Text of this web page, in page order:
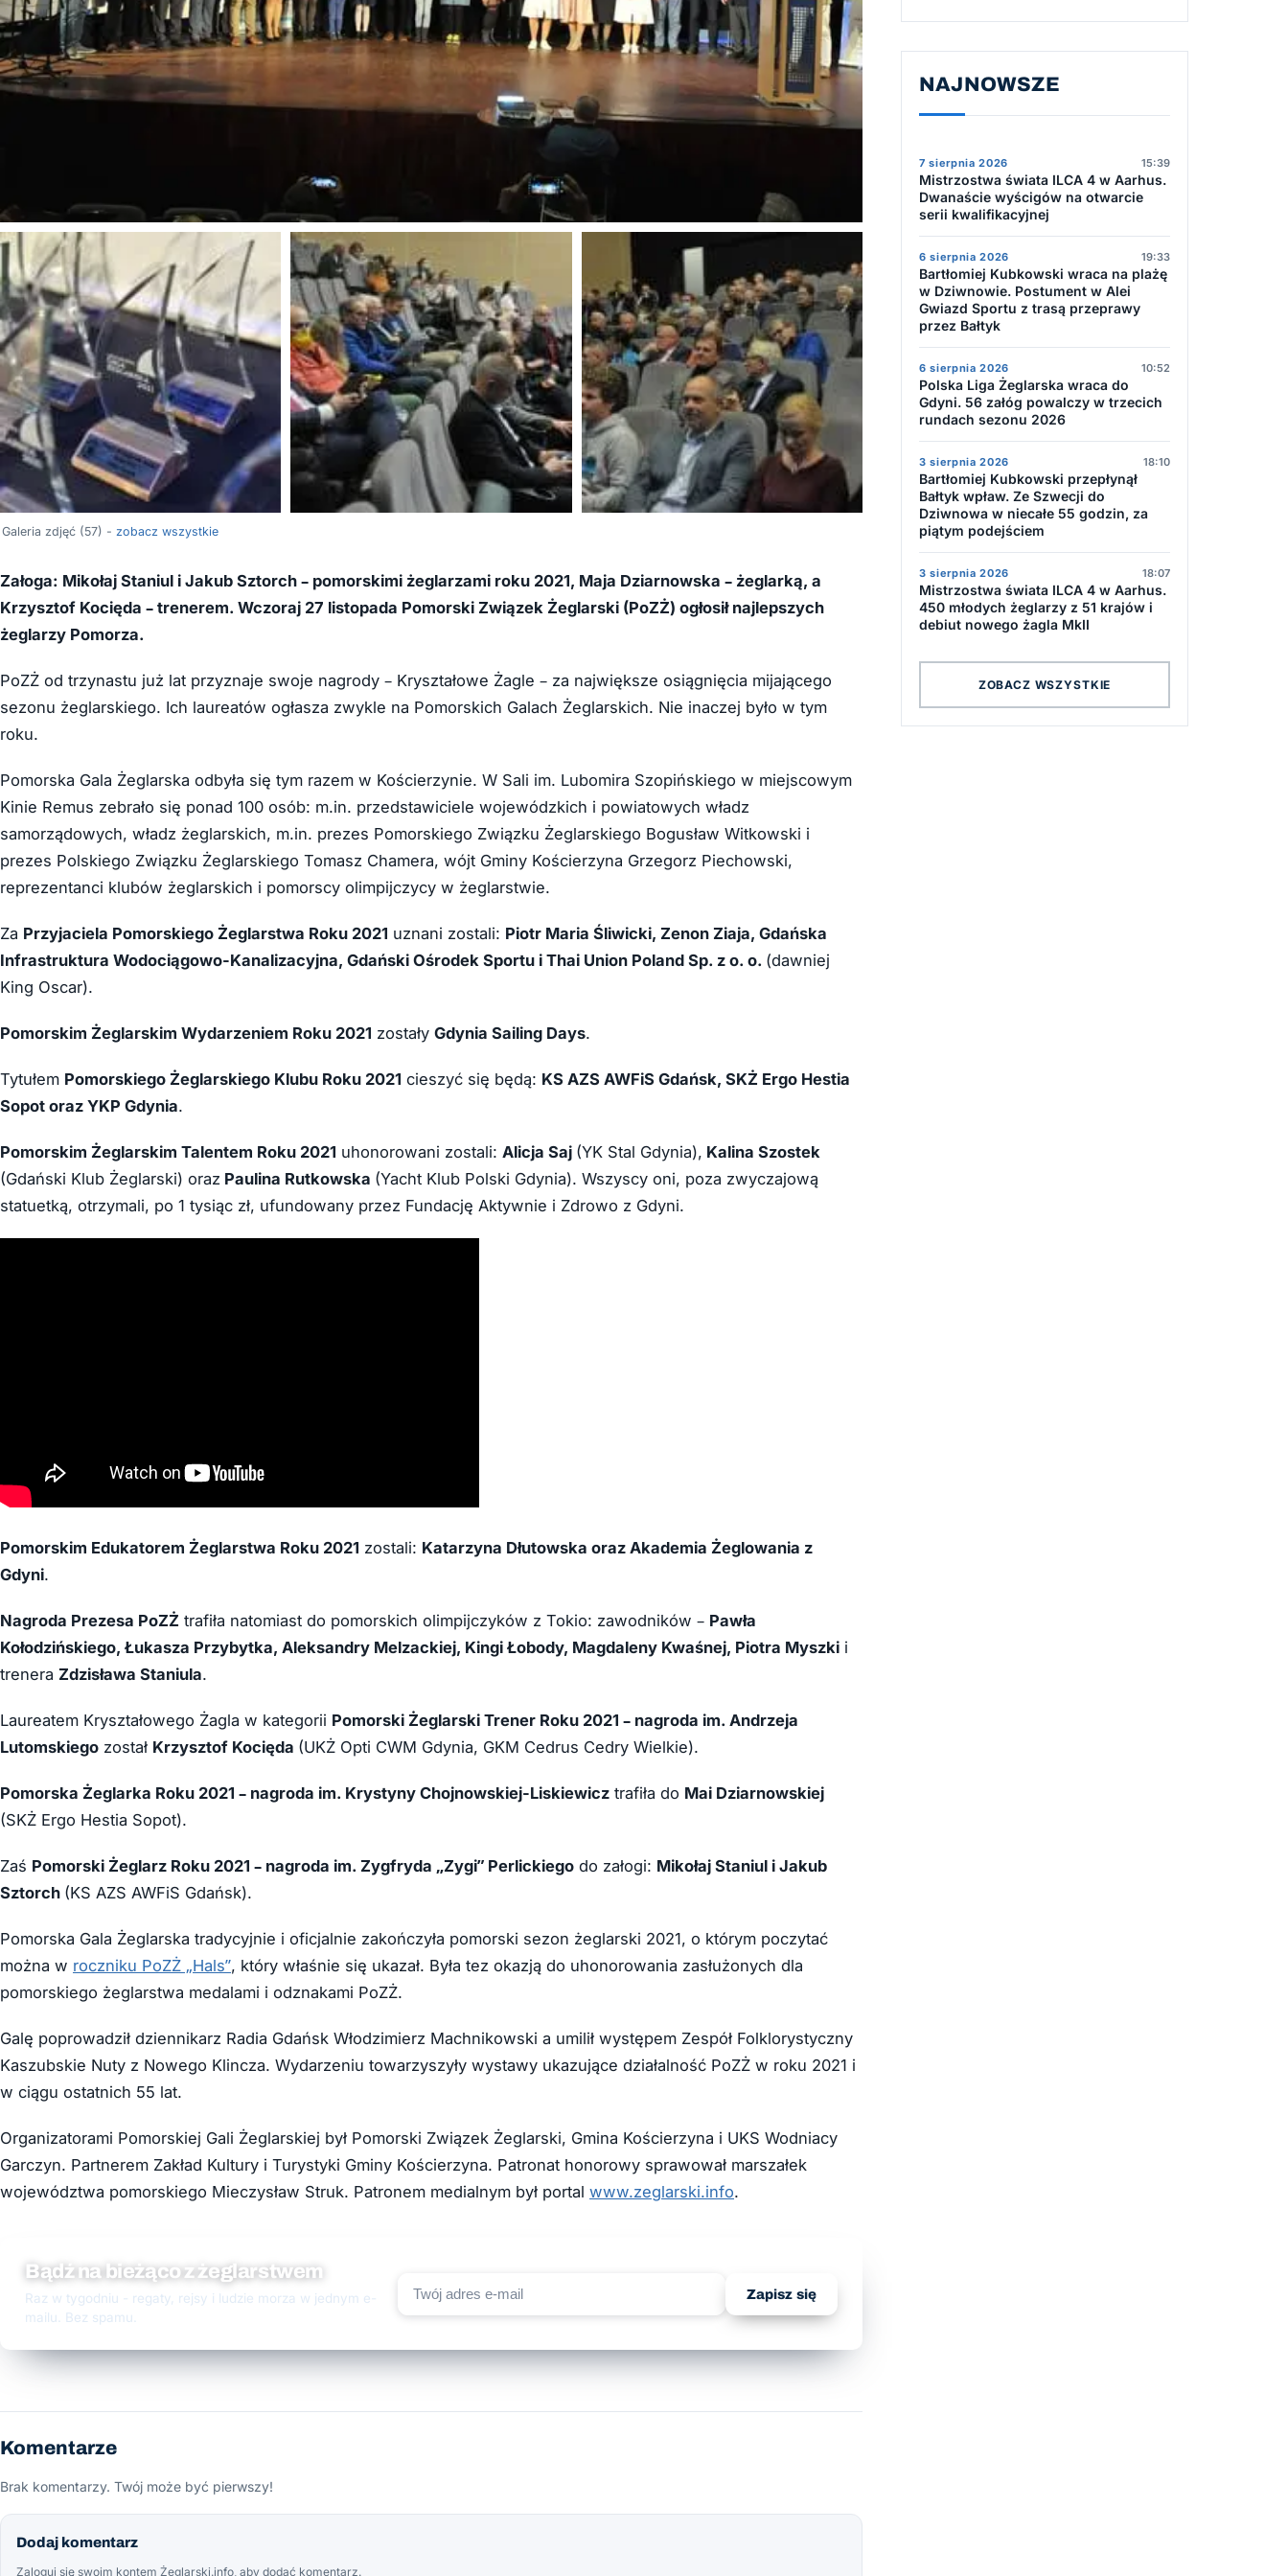
Galeria zdjęć (57) - zobacz wszystkie
Załoga: Mikołaj Staniul i Jakub Sztorch – pomorskimi żeglarzami roku 2021, Maja Dziarnowska – żeglarką, a
Krzysztof Kocięda – trenerem. Wczoraj 27 listopada Pomorski Związek Żeglarski (PoZŻ) ogłosił najlepszych
żeglarzy Pomorza.
PoZŻ od trzynastu już lat przyznaje swoje nagrody – Kryształowe Żagle – za największe osiągnięcia mijającego
sezonu żeglarskiego. Ich laureatów ogłasza zwykle na Pomorskich Galach Żeglarskich. Nie inaczej było w tym
roku.
Pomorska Gala Żeglarska odbyła się tym razem w Kościerzynie. W Sali im. Lubomira Szopińskiego w miejscowym
Kinie Remus zebrało się ponad 100 osób: m.in. przedstawiciele wojewódzkich i powiatowych władz
samorządowych, władz żeglarskich, m.in. prezes Pomorskiego Związku Żeglarskiego Bogusław Witkowski i
prezes Polskiego Związku Żeglarskiego Tomasz Chamera, wójt Gminy Kościerzyna Grzegorz Piechowski,
reprezentanci klubów żeglarskich i pomorscy olimpijczycy w żeglarstwie.
Za Przyjaciela Pomorskiego Żeglarstwa Roku 2021 uznani zostali: Piotr Maria Śliwicki, Zenon Ziaja, Gdańska
Infrastruktura Wodociągowo-Kanalizacyjna, Gdański Ośrodek Sportu i Thai Union Poland Sp. z o. o. (dawniej
King Oscar).
Pomorskim Żeglarskim Wydarzeniem Roku 2021 zostały Gdynia Sailing Days.
Tytułem Pomorskiego Żeglarskiego Klubu Roku 2021 cieszyć się będą: KS AZS AWFiS Gdańsk, SKŻ Ergo Hestia
Sopot oraz YKP Gdynia.
Pomorskim Żeglarskim Talentem Roku 2021 uhonorowani zostali: Alicja Saj (YK Stal Gdynia), Kalina Szostek
(Gdański Klub Żeglarski) oraz Paulina Rutkowska (Yacht Klub Polski Gdynia). Wszyscy oni, poza zwyczajową
statuetką, otrzymali, po 1 tysiąc zł, ufundowany przez Fundację Aktywnie i Zdrowo z Gdyni.
Pomorskim Edukatorem Żeglarstwa Roku 2021 zostali: Katarzyna Dłutowska oraz Akademia Żeglowania z
Gdyni.
Nagroda Prezesa PoZŻ trafiła natomiast do pomorskich olimpijczyków z Tokio: zawodników – Pawła
Kołodzińskiego, Łukasza Przybytka, Aleksandry Melzackiej, Kingi Łobody, Magdaleny Kwaśnej, Piotra Myszki i
trenera Zdzisława Staniula.
Laureatem Kryształowego Żagla w kategorii Pomorski Żeglarski Trener Roku 2021 – nagroda im. Andrzeja
Lutomskiego został Krzysztof Kocięda (UKŻ Opti CWM Gdynia, GKM Cedrus Cedry Wielkie).
Pomorska Żeglarka Roku 2021 – nagroda im. Krystyny Chojnowskiej-Liskiewicz trafiła do Mai Dziarnowskiej
(SKŻ Ergo Hestia Sopot).
Zaś Pomorski Żeglarz Roku 2021 – nagroda im. Zygfryda „Zygi” Perlickiego do załogi: Mikołaj Staniul i Jakub
Sztorch (KS AZS AWFiS Gdańsk).
Pomorska Gala Żeglarska tradycyjnie i oficjalnie zakończyła pomorski sezon żeglarski 2021, o którym poczytać
można w roczniku PoZŻ „Hals”, który właśnie się ukazał. Była tez okazją do uhonorowania zasłużonych dla
pomorskiego żeglarstwa medalami i odznakami PoZŻ.
Galę poprowadził dziennikarz Radia Gdańsk Włodzimierz Machnikowski a umilił występem Zespół Folklorystyczny
Kaszubskie Nuty z Nowego Klincza. Wydarzeniu towarzyszyły wystawy ukazujące działalność PoZŻ w roku 2021 i
w ciągu ostatnich 55 lat.
Organizatorami Pomorskiej Gali Żeglarskiej był Pomorski Związek Żeglarski, Gmina Kościerzyna i UKS Wodniacy
Garczyn. Partnerem Zakład Kultury i Turystyki Gminy Kościerzyna. Patronat honorowy sprawował marszałek
województwa pomorskiego Mieczysław Struk. Patronem medialnym był portal www.zeglarski.info.
Bądź na bieżąco z żeglarstwem
Raz w tygodniu - regaty, rejsy i ludzie morza w jednym e-
mailu. Bez spamu.
Zapisz się
Komentarze
Brak komentarzy. Twój może być pierwszy!
Dodaj komentarz
Zaloguj się swoim kontem Żeglarski.info, aby dodać komentarz.
NAJNOWSZE
7 sierpnia 2026 15:39
Mistrzostwa świata ILCA 4 w Aarhus.
Dwanaście wyścigów na otwarcie
serii kwalifikacyjnej
6 sierpnia 2026 19:33
Bartłomiej Kubkowski wraca na plażę
w Dziwnowie. Postument w Alei
Gwiazd Sportu z trasą przeprawy
przez Bałtyk
6 sierpnia 2026 10:52
Polska Liga Żeglarska wraca do
Gdyni. 56 załóg powalczy w trzecich
rundach sezonu 2026
3 sierpnia 2026 18:10
Bartłomiej Kubkowski przepłynął
Bałtyk wpław. Ze Szwecji do
Dziwnowa w niecałe 55 godzin, za
piątym podejściem
3 sierpnia 2026 18:07
Mistrzostwa świata ILCA 4 w Aarhus.
450 młodych żeglarzy z 51 krajów i
debiut nowego żagla MkII
ZOBACZ WSZYSTKIE